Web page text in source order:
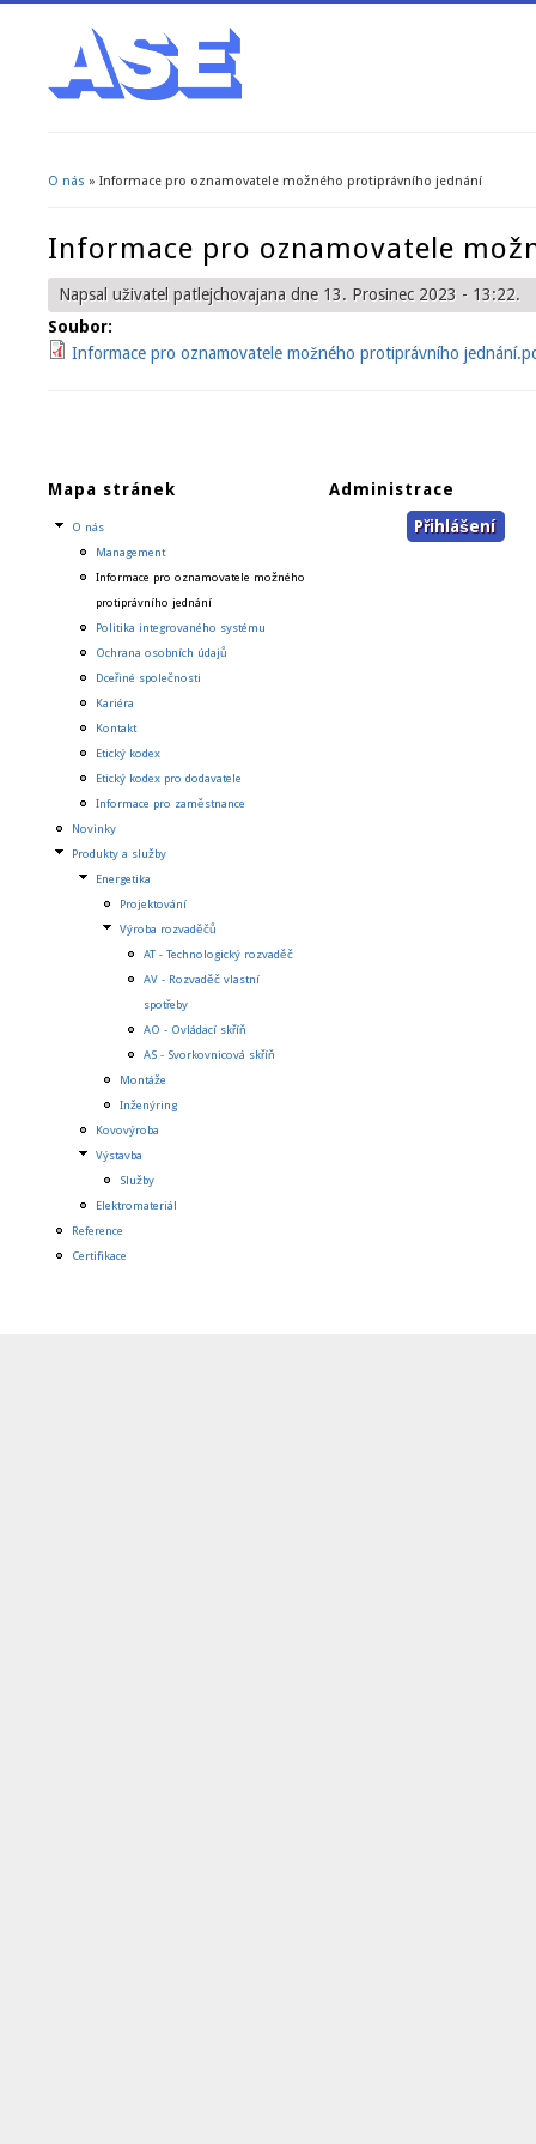
O nás » Informace pro oznamovatele možného protiprávního jednání
Informace pro oznamovatele
Napsal uživatel patlejchovajana dne 13. Prosinec 2023 - 13:22.
Soubor:
Informace pro oznamovatele možného protiprávního
Mapa stránek
O nás
Management
Informace pro oznamovatele možného
protiprávního jednání
Politika integrovaného systému
Ochrana osobních údajů
Dceřiné společnosti
Kariéra
Kontakt
Etický kodex
Etický kodex pro dodavatele
Informace pro zaměstnance
Novinky
Produkty a služby
Energetika
Projektování
Výroba rozvaděčů
AT - Technologický rozvaděč
AV - Rozvaděč vlastní
spotřeby
AO - Ovládací skříň
AS - Svorkovnicová skříň
Montáže
Inženýring
Kovovýroba
Výstavba
Služby
Elektromateriál
Reference
Certifikace
Administrace
Přihlášení